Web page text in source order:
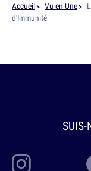
Accueil Vu en Une
d'Immunité
SUIS-